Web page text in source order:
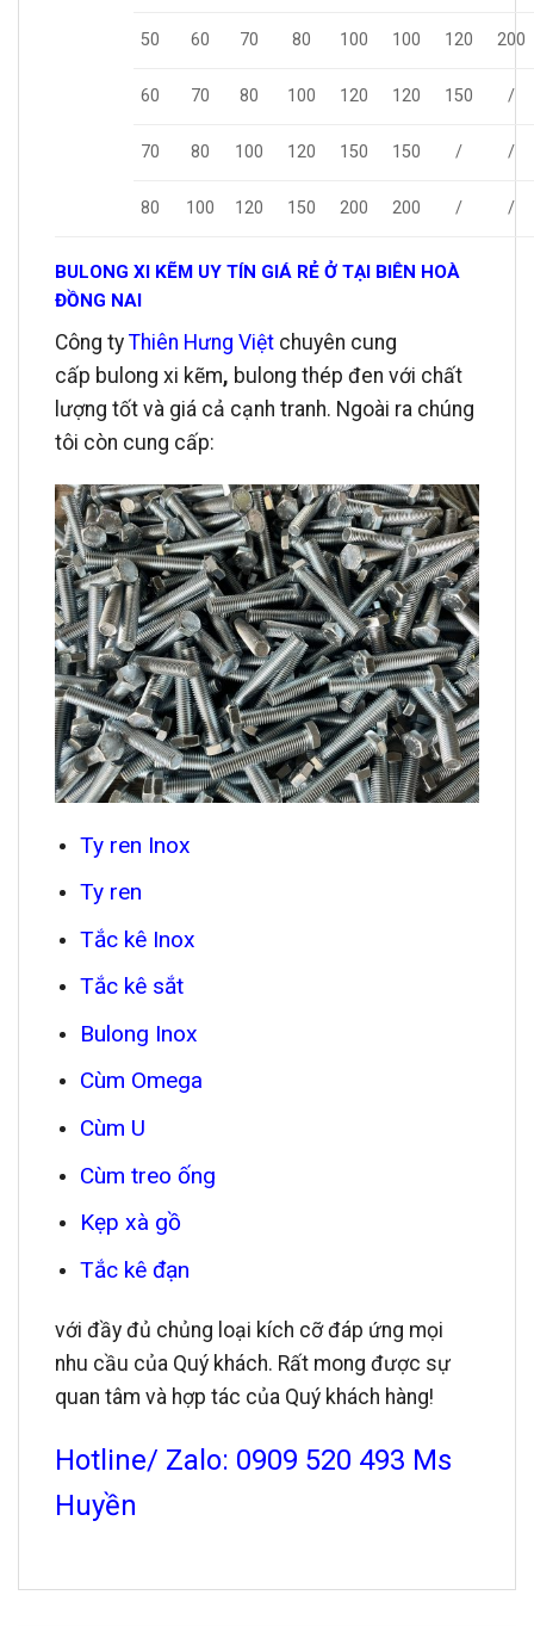
50 60 70 80 100 100 120 200
60 70 80 100 120 120 150 /
70 80 100 120 150 150 / /
80 100 120 150 200 200 / /
BULONG XI KẼM UY TÍN GIÁ RẺ Ở TẠI BIÊN HOÀ
ĐỒNG NAI
Công ty Thiên Hưng Việt chuyên cung
cấp bulong xi kẽm, bulong thép đen với chất
lượng tốt và giá cả cạnh tranh. Ngoài ra chúng
tôi còn cung cấp:
Ty ren Inox
Ty ren
Tắc kê Inox
Tắc kê sắt
Bulong Inox
Cùm Omega
Cùm U
Cùm treo ống
Kẹp xà gồ
Tắc kê đạn
với đầy đủ chủng loại kích cỡ đáp ứng mọi
nhu cầu của Quý khách. Rất mong được sự
quan tâm và hợp tác của Quý khách hàng!
Hotline/ Zalo: 0909 520 493 Ms
Huyền